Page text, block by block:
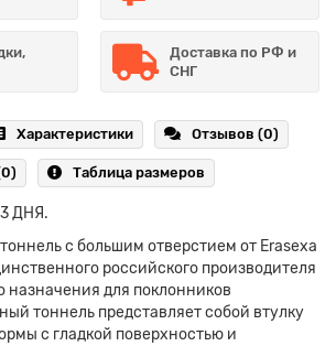
Доставка по РФ и
СНГ
Характеристики Отзывов (0)
Таблица размеров
ДНЯ.
с большим отверстием от Erasexa
российского производителя
назначения для поклонников
тоннель представляет собой втулку
с гладкой поверхностью и